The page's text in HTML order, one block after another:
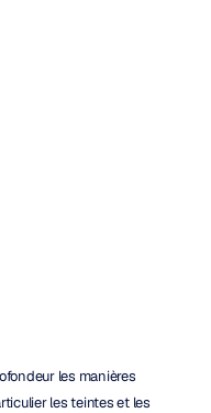
les manières
les teintes et les